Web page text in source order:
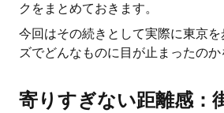
クをまとめておきます。
今回はその続きとして実際に東京
ズでどんなものに目が止まったのか
寄りすぎない距離感：